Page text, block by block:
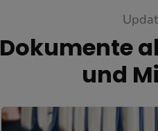
Dokumente
und